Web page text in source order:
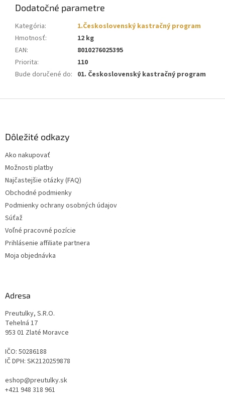
Dodatočné parametre
Kategória:
1.Československý kastračný program
Hmotnosť:
12 kg
EAN:
8010276025395
Priorita:
110
Bude doručené do: 01. Československý kastračný program
Dôležité odkazy
Ako nakupovať
Možnosti platby
Najčastejšie otázky (FAQ)
Obchodné podmienky
Podmienky ochrany osobných údajov
Súťaž
Voľné pracovné pozície
Prihlásenie affiliate partnera
Moja objednávka
Adresa
Preutulky, S.R.O.
Tehelná 17
953 01 Zlaté Moravce
IČO: 50286188
IČ DPH: SK2120259878
eshop@preutulky.sk
+421 948 318 961